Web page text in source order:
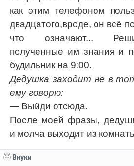
как этим телефоном
двадцатого,вроде, он всё
что означают...
полученные им знания и
будильник на 9:00.
Дедушка заходит не в
ему говорю:
— Выйди отсюда.
После моей фразы,
и молча выходит из
Внуки